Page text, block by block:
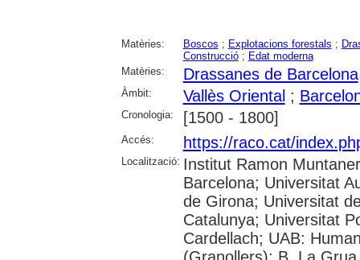
Matèries: Boscos ; Explotacions forestals ;
Construcció; Edat moderna
Matèries:
Drassanes de Barcelona
Àmbit: Vallès Oriental ;
Cronologia: [1500 - 1800]
Accés: https://raco.cat/
Localització: Institut Ramon
Barcelona; Universitat
de Girona; Universitat
Catalunya; Universitat
Cardellach; UAB: